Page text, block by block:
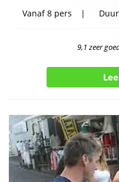
Vanaf8 pers Duur
9,1 zeer